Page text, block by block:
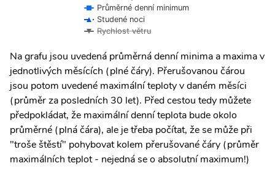
Průměrné denní minimum
Studené noci
Rychlost větru
Na grafu jsou uvedená průměrná denní minima a maxima v
jednotlivých měsících (plné čáry). Přerušovanou čárou
jsou potom uvedené maximální teploty v daném měsíci
(průměr za posledních 30 let). Před cestou tedy můžete
předpokládat, že maximální denní teplota bude okolo
průměrné (plná čára), ale je třeba počítat, že se může při
"troše štěstí" pohybovat kolem přerušované čáry (průměr
maximálních teplot - nejedná se o absolutní maximum!)